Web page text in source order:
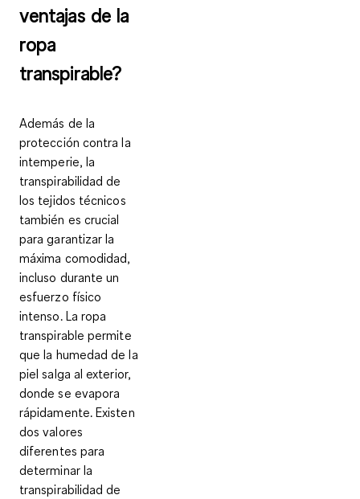
ventajas de la
ropa
transpirable?
Además de la
protección contra la
intemperie, la
transpirabilidad de
los tejidos técnicos
también es crucial
para garantizar la
máxima comodidad,
incluso durante un
esfuerzo físico
intenso. La ropa
transpirablepermite
que la humedad de la
piel salga al exterior,
donde se evapora
rápidamente. Existen
dos valores
diferentes para
determinar la
transpirabilidad de